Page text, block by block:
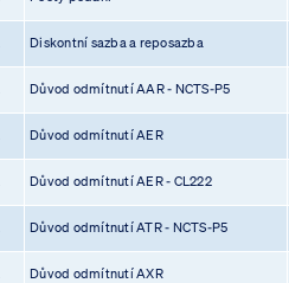
Diskontní sazba a reposazba
Důvod odmítnutí AAR - NCTS-P5
Důvod odmítnutí AER
Důvod odmítnutí AER - CL222
Důvod odmítnutí ATR - NCTS-P5
Důvod odmítnutí AXR